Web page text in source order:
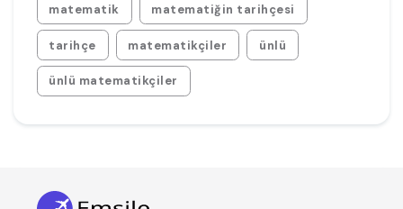
matematik matematiğin tarihçesi
tarihçe matematikçiler ünlü
ünlü matematikçiler